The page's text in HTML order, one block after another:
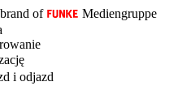
of
Mediengruppe
i odjazd